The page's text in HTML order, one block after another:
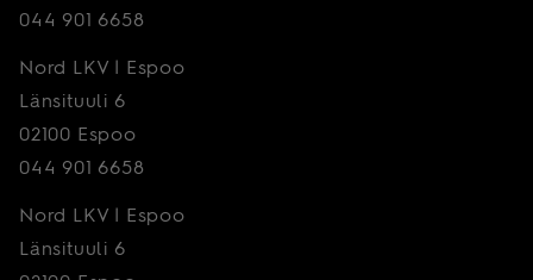
044 901 6658
Nord LKV | Espoo
Länsituuli 6
02100 Espoo
044 901 6658
Nord LKV | Espoo
Länsituuli 6